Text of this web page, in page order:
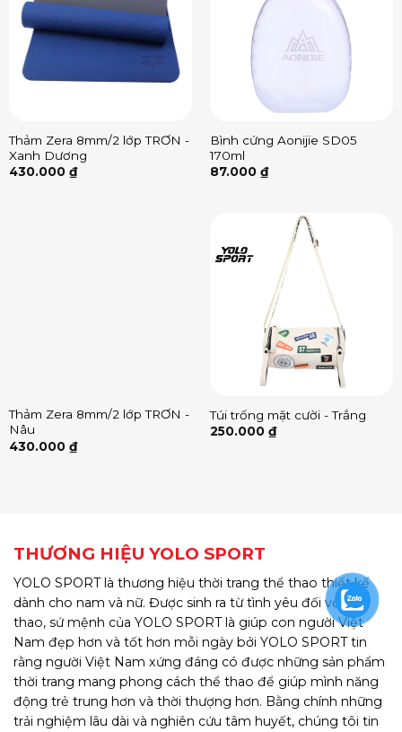
Thảm Zera 8mm/2 lớp TRƠN -
Xanh Dương
430.000 ₫
Bình cứng Aonijie SD05
170ml
87.000 ₫
Thảm Zera 8mm/2 lớp TRƠN -
Nâu
430.000 ₫
Túi trống mặt cười - Trắng
250.000 ₫
THƯƠNG HIỆU YOLO SPORT
YOLO SPORT là thương hiệu thời trang thể thao thiết kế
dành cho nam và nữ. Được sinh ra từ tình yêu đối với thể
thao, sứ mệnh của YOLO SPORT là giúp con người Việt
Nam đẹp hơn và tốt hơn mỗi ngày bởi YOLO SPORT tin
rằng người Việt Nam xứng đáng có được những sản phẩm
thời trang mang phong cách thể thao để giúp mình năng
động trẻ trung hơn và thời thượng hơn. Bằng chính những
trải nghiệm lâu dài và nghiên cứu tâm huyết, chúng tôi tin